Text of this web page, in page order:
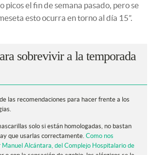
picos el fin de semana pasado, pero se
esto ocurra en torno al día 15”.
sobrevivir a la temporada
las recomendaciones para hacer frente a los
solo si están homologadas, no bastan
que usarlas correctamente. Como nos
Alcántara, del Complejo Hospitalario de